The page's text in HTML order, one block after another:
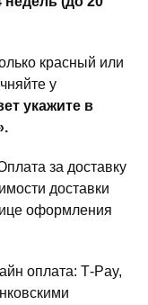
красный или
у
укажите в
за доставку
доставки
оформления
оплата: T‑Pay,